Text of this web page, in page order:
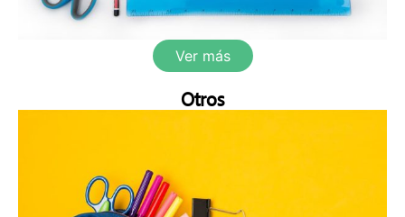
Ver más
Otros